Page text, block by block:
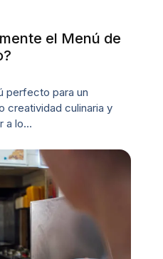
el Menú de
perfecto para un
creatividad culinaria y
a lo…